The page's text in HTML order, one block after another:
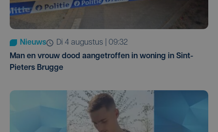
Nieuws
di 4 augustus | 09:32
Man en vrouw dood aangetroffen in woning in Sint-
Pieters Brugge